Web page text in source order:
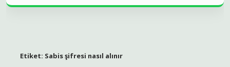
Etiket: Sabis şifresi nasıl alınır